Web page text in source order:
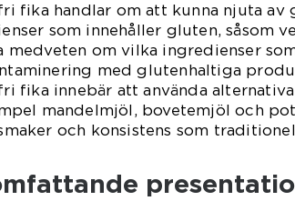
fika handlar om att kunna njuta av
som innehåller gluten, såsom
medveten om vilka ingredienser
med glutenhaltiga
fika innebär att använda
mandelmjöl, bovetemjöl och
och konsistens som